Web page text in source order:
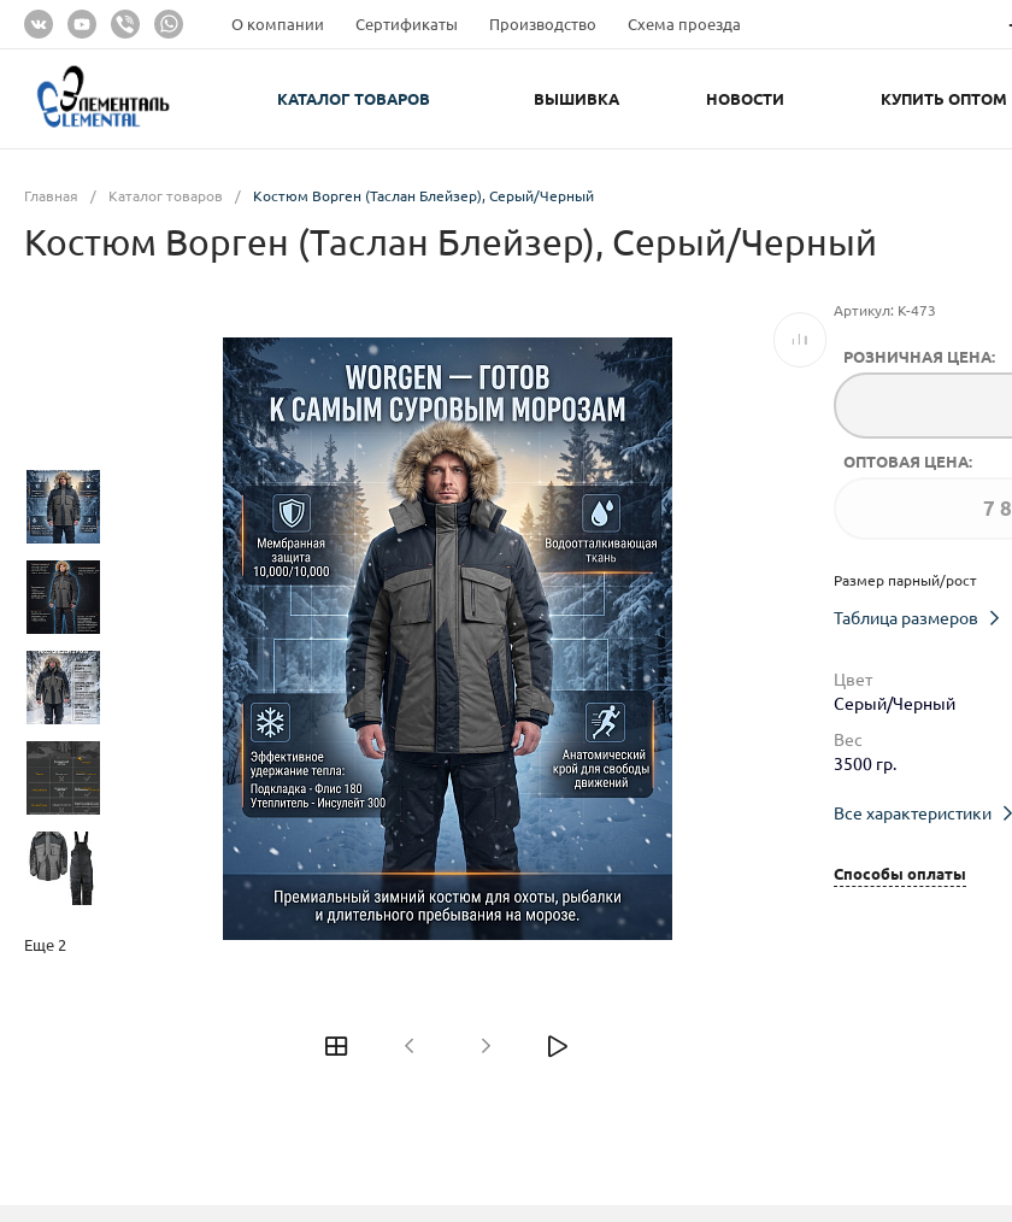
О компании Сертификаты Производство Схема проезда
+7
КАТАЛОГ ТОВАРОВ ВЫШИВКА НОВОСТИ КУПИТЬ ОПТОМ
Главная / Каталог товаров / Костюм Ворген (Таслан Блейзер), Серый/Черный
Костюм Ворген (Таслан Блейзер), Серый/Черный
Еще 2
Артикул: К-473
РОЗНИЧНАЯ ЦЕНА:
ОПТОВАЯ ЦЕНА:
7
Размер парный/рост
Таблица размеров
Цвет
Серый/Черный
Вес
3500 гр.
Все характеристики
Способы оплаты